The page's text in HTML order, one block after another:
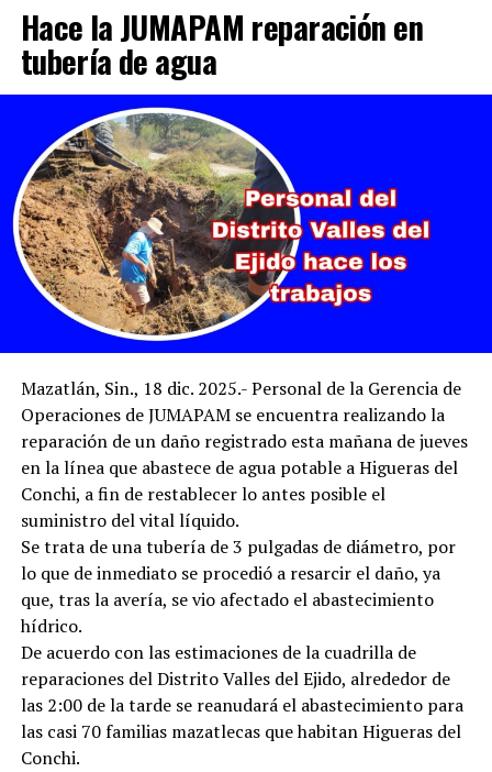
Hace la JUMAPAM reparación en
tubería de agua
Mazatlán, Sin., 18 dic. 2025.- Personal de la Gerencia de
Operaciones de JUMAPAM se encuentra realizando la
reparación de un daño registrado esta mañana de jueves
en la línea que abastece de agua potable a Higueras del
Conchi, a fin de restablecer lo antes posible el
suministro del vital líquido.
Se trata de una tubería de 3 pulgadas de diámetro, por
lo que de inmediato se procedió a resarcir el daño, ya
que, tras la avería, se vio afectado el abastecimiento
hídrico.
De acuerdo con las estimaciones de la cuadrilla de
reparaciones del Distrito Valles del Ejido, alrededor de
las 2:00 de la tarde se reanudará el abastecimiento para
las casi 70 familias mazatlecas que habitan Higueras del
Conchi.